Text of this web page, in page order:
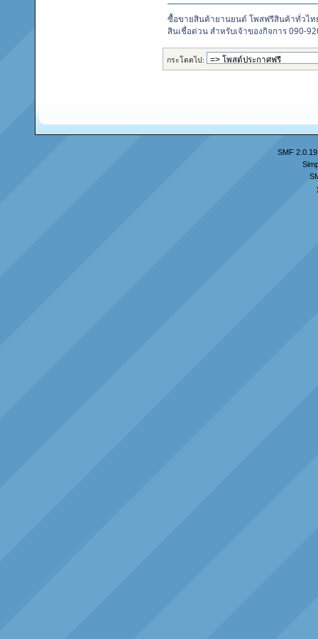
ซื้อขายสินค้ายานยนต์ โพสฟรีสินค้าทั่วไท
สินเชื่อด่วน สำหรับเจ้าของกิจการ 090-
กระโดดไป:
SMF 2.0.19